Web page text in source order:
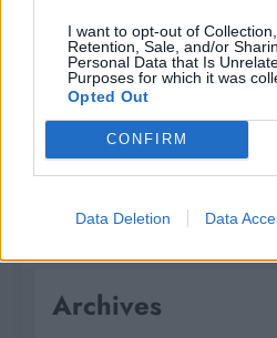
I want to opt-out of Collection,
Retention, Sale, and/or
Personal Data that Is
Purposes for which it was
Opted Out
CONFIRM
Data Deletion Data
vyčarovať bohatý účes
Ktoré chyby vás pri štarte e-
draho?
Recent Comments
Žiadne komentáre na
Archives